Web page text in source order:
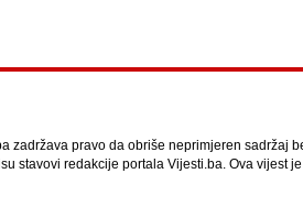
zadržava pravo da obriše neprimjeren sadržaj
stavovi redakcije portala Vijesti.ba. Ova vijest